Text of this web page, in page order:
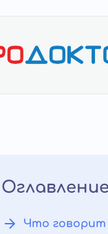
Оглавление
Что говорит